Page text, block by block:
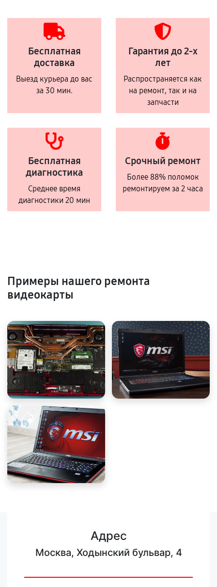
Бесплатная
доставка
Выезд курьера до вас
за 30 мин.
Гарантия до 2-х
лет
Распространяется как
на ремонт, так и на
запчасти
Бесплатная
диагностика
Среднее время
диагностики 20 мин
Срочный ремонт
Более 88% поломок
ремонтируем за 2 часа
Примеры нашего ремонта
видеокарты
Адрес
Москва, Ходынский бульвар, 4